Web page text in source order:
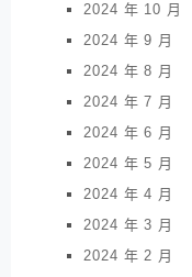
2024 年 10 月
2024 年 9 月
2024 年 8 月
2024 年 7 月
2024 年 6 月
2024 年 5 月
2024 年 4 月
2024 年 3 月
2024 年 2 月